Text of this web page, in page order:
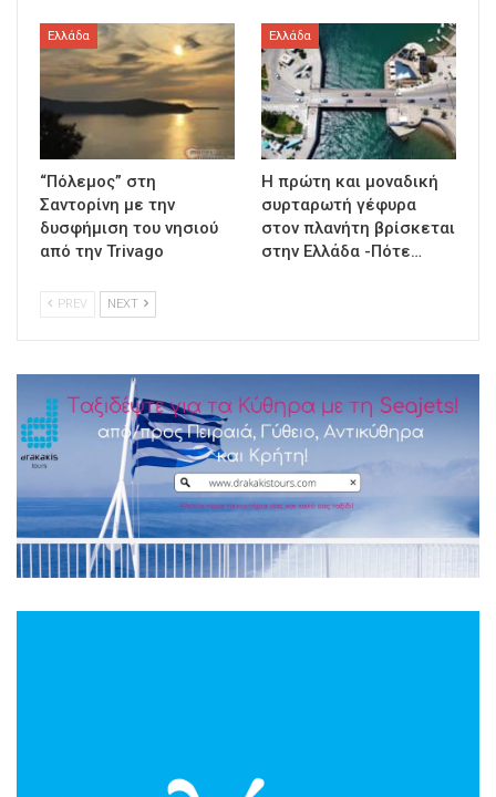
Ελλάδα
“Πόλεμος” στη
Σαντορίνη με την
δυσφήμιση του νησιού
από την Trivago
Ελλάδα
Η πρώτη και μοναδική
συρταρωτή γέφυρα
στον πλανήτη βρίσκεται
στην Ελλάδα -Πότε…
PREV NEXT